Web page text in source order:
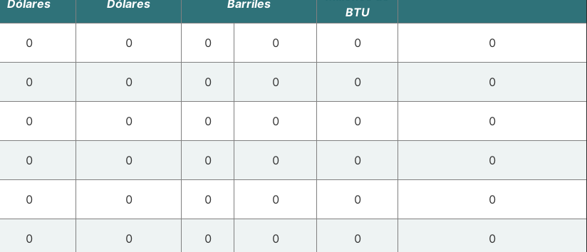
Dólares Dólares Barriles
BTU
0 0 0 0 0 0
0 0 0 0 0 0
0 0 0 0 0 0
0 0 0 0 0 0
0 0 0 0 0 0
0 0 0 0 0 0